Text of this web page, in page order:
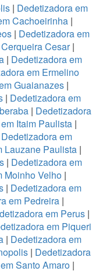
| Dedetizadora em
Cachoeirinha |
| Dedetizadora em
Cesar|
| Dedetizadora em
em Ermelino
Guaianazes |
| Dedetizadora em
| Dedetizadora
Itaim Paulista |
Dedetizadora em
Lauzane Paulista |
| Dedetizadora em
Moinho Velho |
| Dedetizadora em
em Pedreira|
em Perus|
em Piqueri
| Dedetizadora em
| Dedetizadora
Santo Amaro|